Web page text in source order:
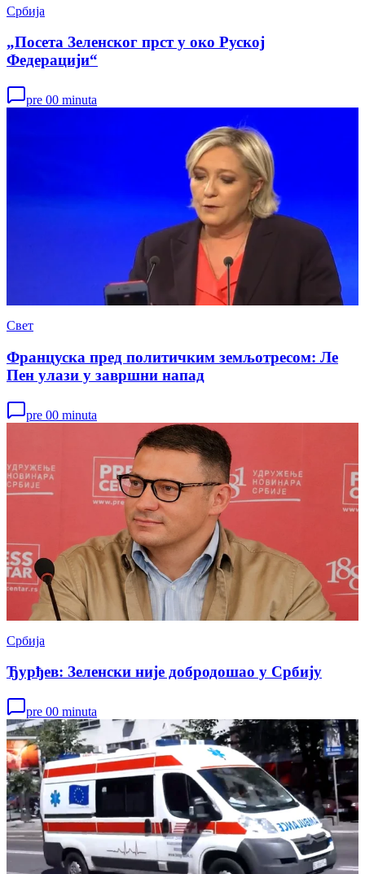
Србија
„Посета Зеленског прст у око Руској
Федерацији“
pre 00 minuta
Свет
Француска пред политичким земљотресом: Ле
Пен улази у завршни напад
pre 00 minuta
Србија
Ђурђев: Зеленски није добродошао у Србију
pre 00 minuta